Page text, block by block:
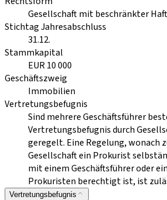
Gesellschaft mit beschränkter
Stichtag Jahresabschluss
31.12.
Stammkapital
EUR 10 000
Geschäftszweig
Immobilien
Vertretungsbefugnis
Sind mehrere Geschäftsführer
Vertretungsbefugnis durch
geregelt. Eine Regelung, wonach
Gesellschaft ein Prokurist
mit einem Geschäftsführer oder
Prokuristen berechtigt ist, ist
Vertretungsbefugnis